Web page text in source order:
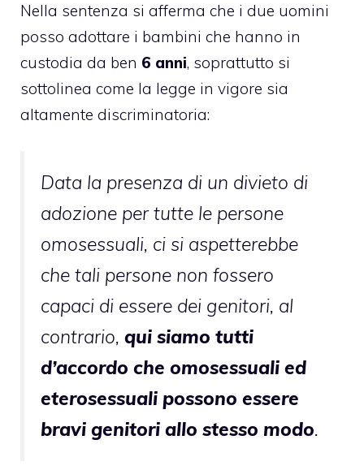
Nella sentenza si afferma che i due uomini
posso adottare i bambini che hanno in
custodia da ben 6 anni, soprattutto si
sottolinea come la legge in vigore sia
altamente discriminatoria:
Data la presenza di un divieto di
adozione per tutte le persone
omosessuali, ci si aspetterebbe
che tali persone non fossero
capaci di essere dei genitori, al
contrario, qui siamo tutti
d’accordo che omosessuali ed
eterosessuali possono essere
bravi genitori allo stesso modo.